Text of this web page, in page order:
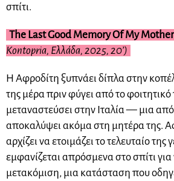
σπίτι.
The Last Good Memory Of My Mother
Kontopria, Ελλάδα, 2025, 20’)
Η Αφροδίτη ξυπνάει δίπλα στην
της μέρα πριν φύγει από το φοιτητικό
μεταναστεύσει στην Ιταλία — μια
αποκαλύψει ακόμα στη μητέρα της.
αρχίζει να ετοιμάζει το τελευταίο
εμφανίζεται απρόσμενα στο σπίτι
μετακόμιση, μια κατάσταση που